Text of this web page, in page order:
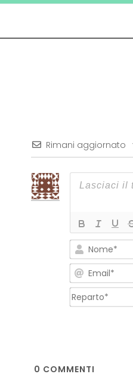
Rimani aggiornato
0 COMMENTI